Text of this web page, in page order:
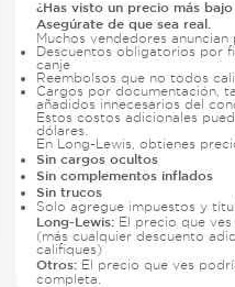
¿Has visto un precio más
Asegúrate de que sea real.
Muchos vendedores anuncian
Descuentos obligatorios por
canje
Reembolsos que no todos
Cargos por documentación,
añadidos innecesarios del
Estos costos adicionales
dólares.
En Long-Lewis, obtienes
Sin cargos ocultos
Sin complementos inflados
Sin trucos
Solo agregue impuestos y
Long-Lewis: El precio que
(más cualquier descuento
califiques)
Otros: El precio que ves
completa.